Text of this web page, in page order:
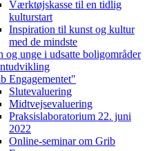
Værktøjskasse til en tidlig
kulturstart
Inspiration til kunst og kultur
med de mindste
og unge i udsatte boligområder
Engagementet"
Slutevaluering
Midtvejsevaluering
Praksislaboratorium 22. juni
2022
Online-seminar om Grib